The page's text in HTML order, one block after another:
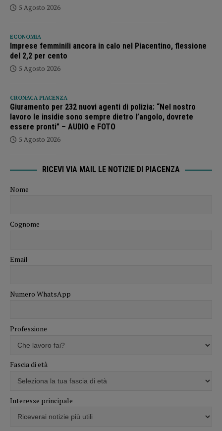
5 Agosto 2026
ECONOMIA
Imprese femminili ancora in calo nel Piacentino, flessione
del 2,2 per cento
5 Agosto 2026
CRONACA PIACENZA
Giuramento per 232 nuovi agenti di polizia: “Nel nostro
lavoro le insidie sono sempre dietro l’angolo, dovrete
essere pronti” – AUDIO e FOTO
5 Agosto 2026
RICEVI VIA MAIL LE NOTIZIE DI PIACENZA
Nome
Cognome
Email
Numero WhatsApp
Professione
Fascia di età
Interesse principale